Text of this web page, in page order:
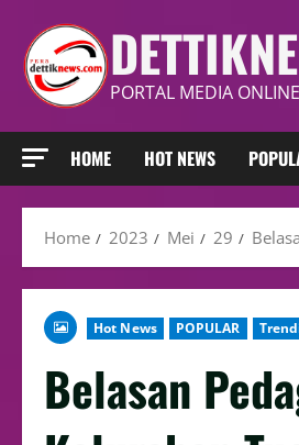
PORTAL MEDIA
HOME HOT NEWS
Home 2023 Mei 29
Hot News POPULAR
Belasan